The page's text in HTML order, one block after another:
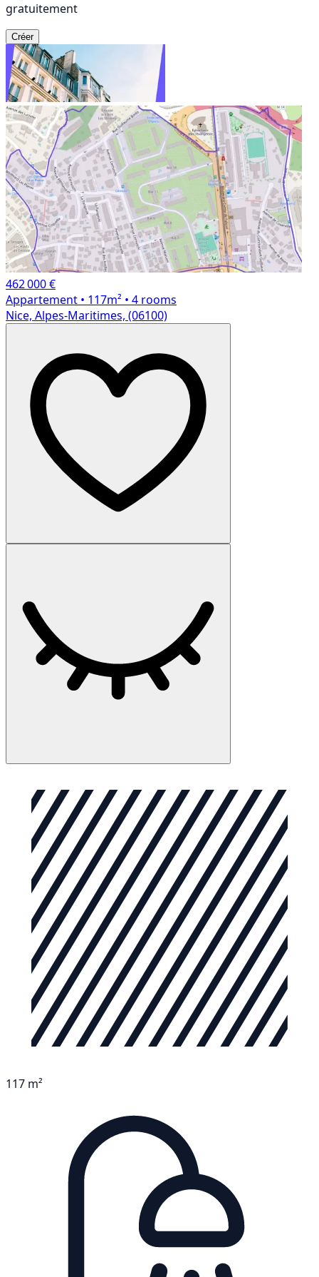
gratuitement
Créer
462 000 €
Appartement • 117m² • 4 rooms
Nice, Alpes-Maritimes, (06100)
117 m²